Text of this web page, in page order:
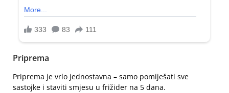
Priprema
Priprema je vrlo jednostavna – samo pomiješati sve
sastojke i staviti smjesu u frižider na 5 dana.